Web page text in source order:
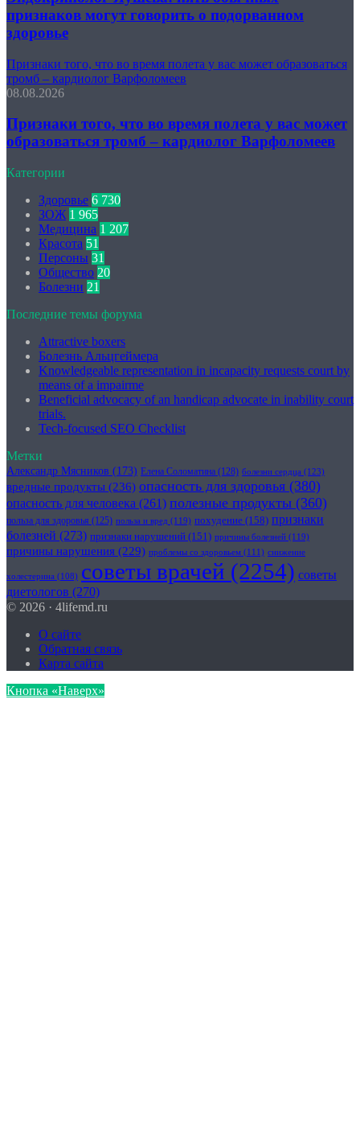
признаков могут говорить о подорванном
здоровье
Признаки того, что во время полета у вас может образоваться
тромб – кардиолог Варфоломеев
08.08.2026
Признаки того, что во время полета у вас может
образоваться тромб – кардиолог Варфоломеев
Категории
Здоровье 6 730
ЗОЖ 1 965
Медицина 1 207
Красота 51
Персоны 31
Общество 20
Болезни 21
Последние темы форума
Attractive boxers
Болезнь Альцгеймера
Knowledgeable representation in incapacity requests court by
means of a impairme
Beneficial advocacy of an handicap advocate in inability court
trials.
Tech-focused SEO Checklist
Метки
Александр Мясников (173) Елена Соломатина (128) болезни сердца (123)
вредные продукты (236) опасность для здоровья (380)
опасность для человека (261) полезные продукты (360)
польза для здоровья (125) польза и вред (119) похудение (158) признаки
болезней (273) признаки нарушений (151) причины болезней (119)
причины нарушения (229) проблемы со здоровьем (111) снижение
холестерина (108) советы врачей (2254) советы
диетологов (270)
© 2026 · 4lifemd.ru
О сайте
Обратная связь
Карта сайта
Кнопка «Наверх»